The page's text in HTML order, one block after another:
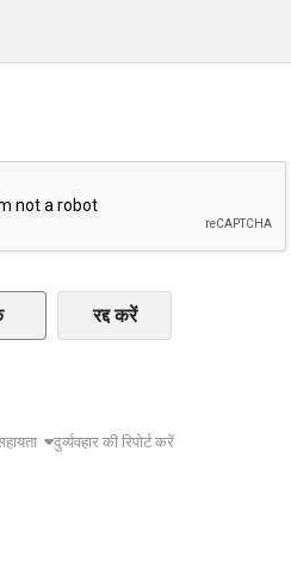
रद्द करें
दुर्व्यवहार की रिपोर्ट करें